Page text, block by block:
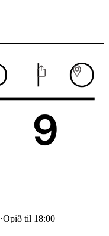
·Opið til 18:00